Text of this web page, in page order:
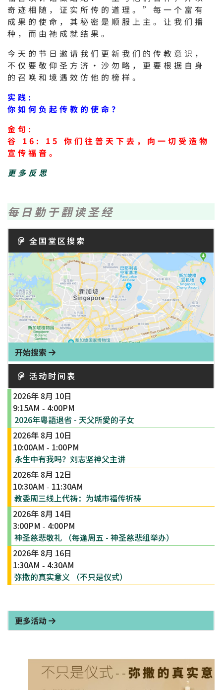
奇迹相随，证实所传的道理。”每一个富有
成果的使命，其秘密是顺服上主。让我们播
种，而由祂成就结果。
今天的节日邀请我们更新我们的传教意识，
不仅要敬仰圣方济·沙勿略，更要根据自身
的召唤和境遇效仿他的榜样。
实践:
你如何负起传教的使命？
金句:
谷 16: 15 你们往普天下去，向一切受造物
宣传福音。
更多反思
每日勤于翻读圣经
全国堂区搜索
开始搜索
活动时间表
2026年 8月 10日
9:15AM - 4:00PM
2026年粵語退省 - 天父所愛的子女
2026年 8月 10日
10:00AM - 1:00PM
永生中有我吗？刘志坚神父主讲
2026年 8月 12日
10:30AM - 11:30AM
教委周三线上代祷：为城市福传祈祷
2026年 8月 14日
3:00PM - 4:00PM
神圣慈悲敬礼 （每逢周五 - 神圣慈悲组举办）
2026年 8月 16日
1:30AM - 4:30AM
弥撒的真实意义 （不只是仪式）
更多活动